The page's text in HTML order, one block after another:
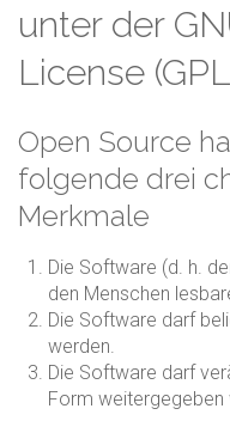
unter der
License
Open Source
folgende drei
Merkmale
Die Software (d. h.
den Menschen
Die Software darf
werden.
Die Software darf
Form weitergegeben